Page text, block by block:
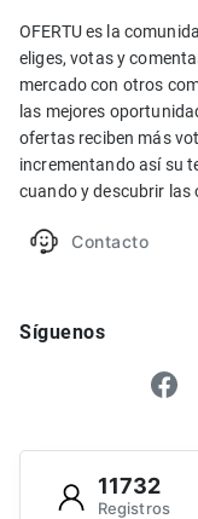
OFERTU es la
eliges, votas y
mercado con otros
las mejores
ofertas reciben más
incrementando así su
cuando y descubrir las
Contacto
Síguenos
11732
Registros